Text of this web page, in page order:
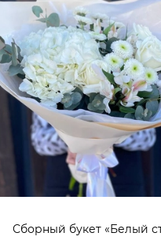
Сборный букет «Белый